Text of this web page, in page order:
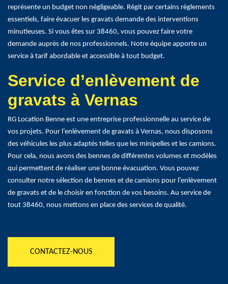
représente un budget non négligeable. Régit par certains règlements
essentiels, faire évacuer les gravats demande des interventions
minutieuses. Si vous êtes sur 38460, vous pouvez faire votre
demande auprès de nos professionnels. Notre équipe apporte un
service à tarif abordable et accessible à tout budget.
Service d’enlèvement de
gravats à Vernas
RG Location Benne est une entreprise professionnelle au service de
vos projets. Pour l’enlèvement de gravats à Vernas, nous disposons
des véhicules les plus adaptés telles que les minipelles et les camions.
Pour cela, nous avons des bennes de différentes volumes et modèles
qui permettent de réaliser une bonne évacuation. Vous pouvez
consulter notre sélection de bennes et de camions pour l’enlèvement
de gravats et de le choisir en fonction de vos besoins. Au service de
tout 38460, nous mettons en place des services de qualité.
CONTACTEZ-NOUS